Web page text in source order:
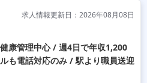
求人情報更新日：2026年08月08日
康管理中心 / 週4日で年収1,200
も電話対応のみ / 駅より職員送迎